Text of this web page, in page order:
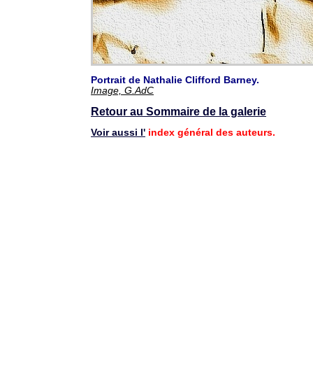
Portrait de Nathalie Clifford Barney.
Image, G.AdC
Retour au Sommaire de la galerie
Voir aussi l' index général des auteurs.